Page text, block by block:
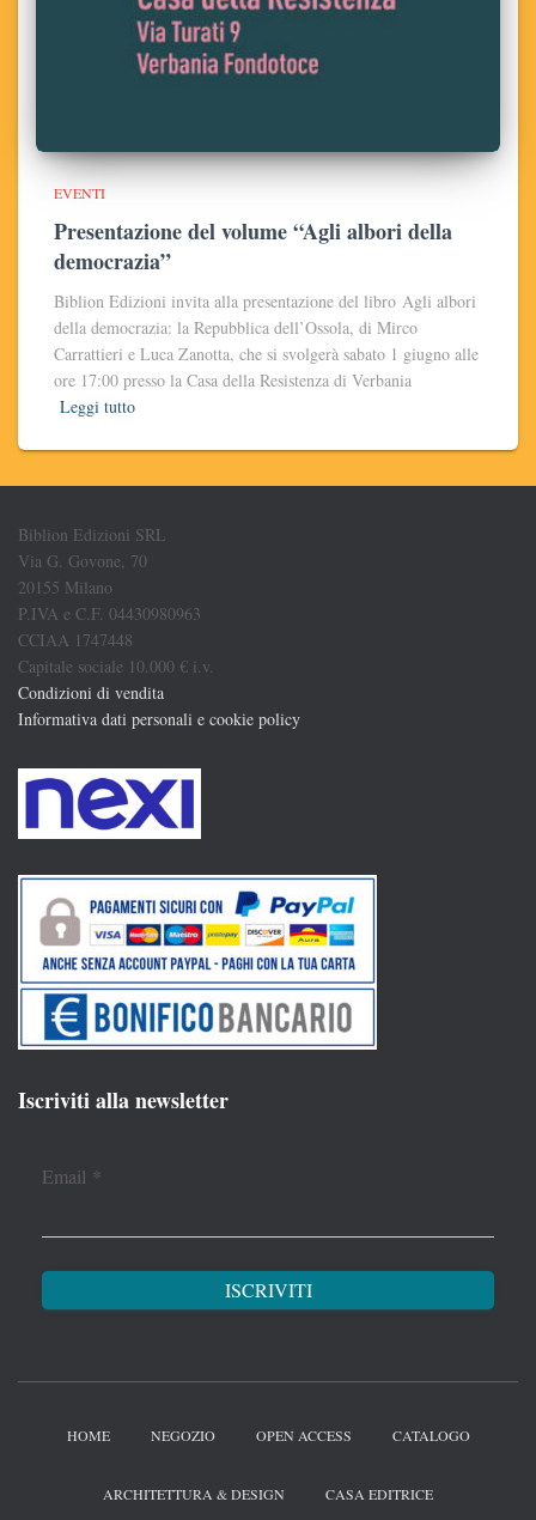
EVENTI
Presentazione del volume “Agli albori della
democrazia”
Biblion Edizioni invita alla presentazione del libro Agli albori
della democrazia: la Repubblica dell’Ossola, di Mirco
Carrattieri e Luca Zanotta, che si svolgerà sabato 1 giugno alle
ore 17:00 presso la Casa della Resistenza di Verbania
Leggi tutto
Biblion Edizioni SRL
Via G. Govone, 70
20155 Milano
P.IVA e C.F. 04430980963
CCIAA 1747448
Capitale sociale 10.000 € i.v.
Condizioni di vendita
Informativa dati personali e cookie policy
Iscriviti alla newsletter
Email *
HOME NEGOZIO OPEN ACCESS CATALOGO
ARCHITETTURA & DESIGN CASA EDITRICE